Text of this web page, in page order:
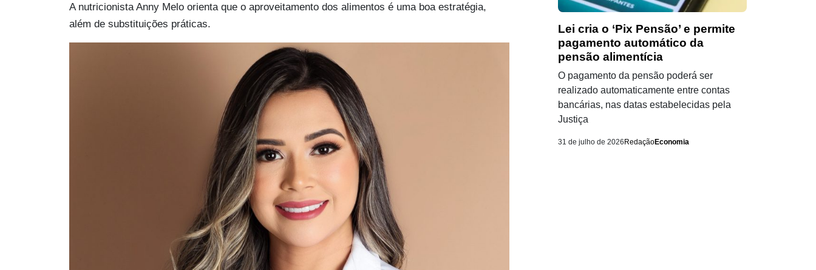
A nutricionista Anny Melo orienta que o aproveitamento dos alimentos é uma boa estratégia,
além de substituições práticas.
Lei cria o ‘Pix Pensão’ e permite
pagamento automático da
pensão alimentícia
O pagamento da pensão poderá ser
realizado automaticamente entre contas
bancárias, nas datas estabelecidas pela
Justiça
31 de julho de 2026 RedaçãoEconomia